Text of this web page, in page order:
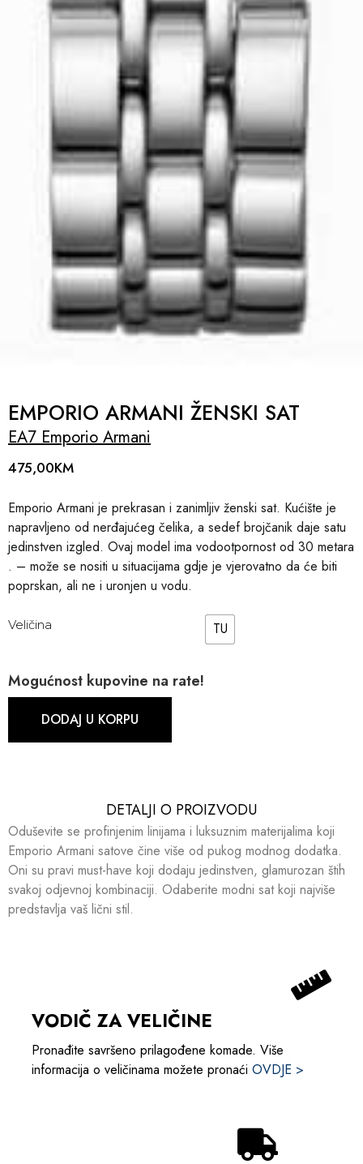
EMPORIO ARMANI ŽENSKI SAT
EA7 Emporio Armani
475,00KM
Emporio Armani je prekrasan i zanimljiv ženski sat. Kućište je
napravljeno od nerđajućeg čelika, a sedef brojčanik daje satu
jedinstven izgled. Ovaj model ima vodootpornost od 30 metara
. – može se nositi u situacijama gdje je vjerovatno da će biti
poprskan, ali ne i uronjen u vodu.
Veličina TU
Mogućnost kupovine na rate!
DODAJ U KORPU
DETALJI O PROIZVODU​​
Oduševite se profinjenim linijama i luksuznim materijalima koji
Emporio Armani satove čine više od pukog modnog dodatka.
Oni su pravi must-have koji dodaju jedinstven, glamurozan štih
svakoj odjevnoj kombinaciji. Odaberite modni sat koji najviše
predstavlja vaš lični stil.
VODIČ ZA VELIČINE
Pronađite savršeno prilagođene komade. Više
informacija o veličinama možete pronaći OVDJE >